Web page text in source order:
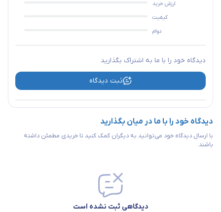
ارزش خرید
کیفیت
دوام
دیدگاه خود را با ما به اشتراک بگذارید
ثبت دیدگاه
دیدگاه خود را با ما در میان بگذارید
با ارسال دیدگاه خود می‌توانید به دیگران کمک کنید تا خریدی مطمئن داشته
باشند.
دیدگاهی ثبت نشده است